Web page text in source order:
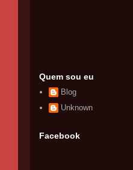
Quem sou eu
Blog
Unknown
Facebook